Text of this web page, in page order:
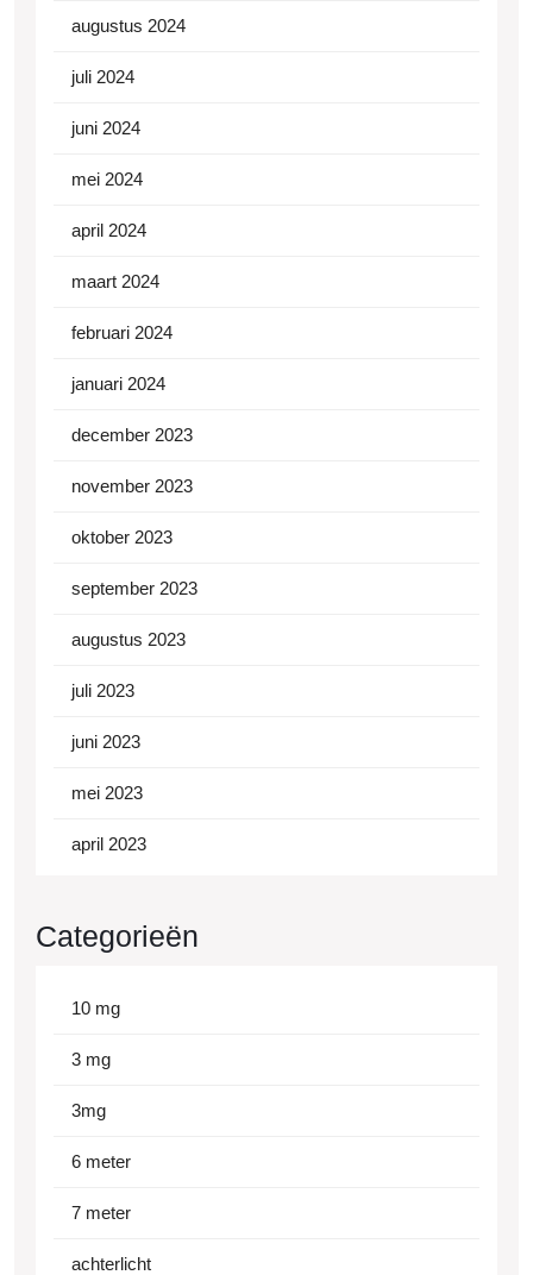
augustus 2024
juli 2024
juni 2024
mei 2024
april 2024
maart 2024
februari 2024
januari 2024
december 2023
november 2023
oktober 2023
september 2023
augustus 2023
juli 2023
juni 2023
mei 2023
april 2023
Categorieën
10 mg
3 mg
3mg
6 meter
7 meter
achterlicht